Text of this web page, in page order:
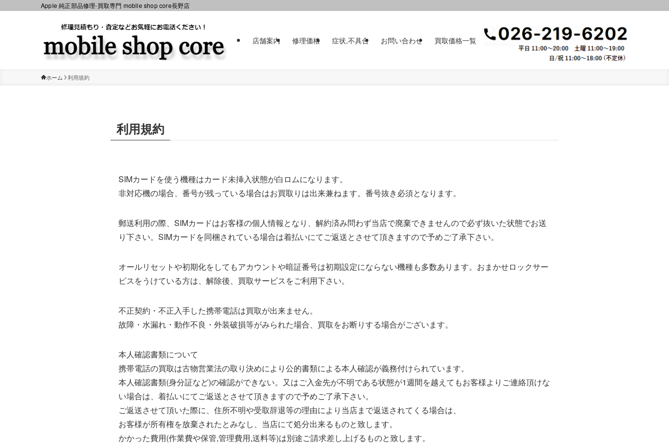
Apple 純正部品修理-買取専門 mobile shop core長野店
店舗案内 修理価格 症状,不具合 お問い合わせ 買取価格一覧
ホーム 利用規約
利用規約
SIMカードを使う機種はカード未挿入状態が白ロムになります。
非対応機の場合、番号が残っている場合はお買取りは出来兼ねます。番号抜き必須となります。
郵送利用の際、SIMカードはお客様の個人情報となり、解約済み問わず当店で廃棄できませんので必ず抜いた状態でお送
り下さい。SIMカードを同梱されている場合は着払いにてご返送とさせて頂きますので予めご了承下さい。
オールリセットや初期化をしてもアカウントや暗証番号は初期設定にならない機種も多数あります。おまかせロックサー
ビスをうけている方は、解除後、買取サービスをご利用下さい。
不正契約・不正入手した携帯電話は買取が出来ません。
故障・水漏れ・動作不良・外装破損等がみられた場合、買取をお断りする場合がございます。
本人確認書類について
携帯電話の買取は古物営業法の取り決めにより公的書類による本人確認が義務付けられています。
本人確認書類(身分証など)の確認ができない。又はご入金先が不明である状態が1週間を越えてもお客様よりご連絡頂けな
い場合は、着払いにてご返送とさせて頂きますので予めご了承下さい。
ご返送させて頂いた際に、住所不明や受取辞退等の理由により当店まで返送されてくる場合は、
お客様が所有権を放棄されたとみなし、当店にて処分出来るものと致します。
かかった費用(作業費や保管,管理費用,送料等)は別途ご請求差し上げるものと致します。